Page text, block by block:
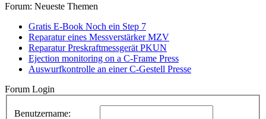
Forum: Neueste Themen
Gratis E-Book Noch ein Step 7
Reparatur eines Messverstärker MZV
Reparatur Preskraftmessgerät PKUN
Ejection monitoring on a C-Frame Press
Auswurfkontrolle an einer C-Gestell Presse
Forum Login
Benutzername: